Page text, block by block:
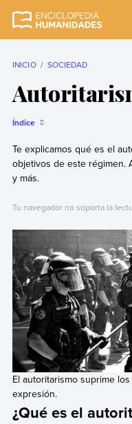
completa y más
INICIO SOCIEDAD
Índice
Te explicamos qué es el
objetivos de este régimen.
y más.
Tu navegador no soporta la
El autoritarismo suprime
expresión.
¿Qué es el